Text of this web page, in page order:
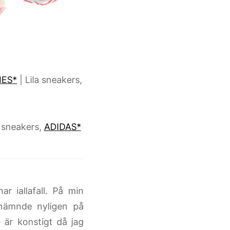
| Lila sneakers,
sneakers, ADIDAS*
iallafall. På min
nyligen på
är konstigt då jag